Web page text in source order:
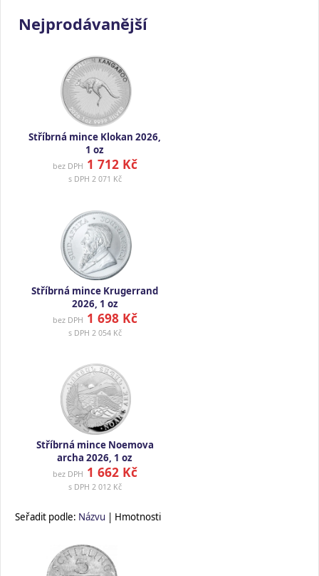
Nejprodávanější
Stříbrná mince Klokan 2026,
1 oz
bez DPH 1 712 Kč
s DPH 2 071 Kč
Stříbrná mince Krugerrand
2026, 1 oz
bez DPH 1 698 Kč
s DPH 2 054 Kč
Stříbrná mince Noemova
archa 2026, 1 oz
bez DPH 1 662 Kč
s DPH 2 012 Kč
Seřadit podle: Názvu | Hmotnosti